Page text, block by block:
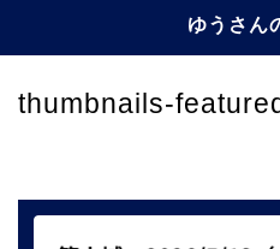
ゆうさ
thumbnails-